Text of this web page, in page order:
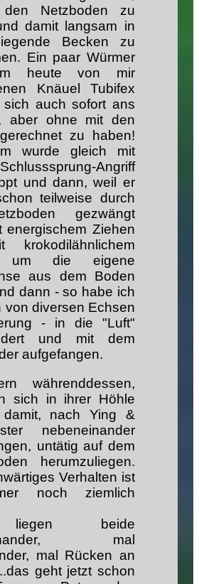
Netzboden zu
damit langsam in
Becken zu
Ein paar Würmer
heute von mir
Knäuel Tubifex
sich auch sofort ans
aber ohne mit den
zu haben!
wurde gleich mit
Angriff
und dann, weil er
teilweise durch
gezwängt
energischem Ziehen
um die eigene
aus dem Boden
dann - so habe ich
von diversen Echsen
- in die "Luft"
und mit dem
aufgefangen.
währenddessen,
sich in ihrer Höhle
nach Ying &
nebeneinander
untätig auf dem
herumzuliegen.
Verhalten ist
noch ziemlich
beide
mal
mal Rücken an
geht jetzt schon